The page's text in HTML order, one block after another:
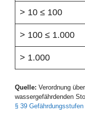
> 10 ≤ 100
> 100 ≤ 1.000
> 1.000
Quelle: Verordnung
wassergefährdenden
§ 39